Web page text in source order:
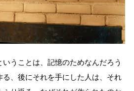
いうことは、記憶のためなんだろう
る、後にそれを手にした人は、それ